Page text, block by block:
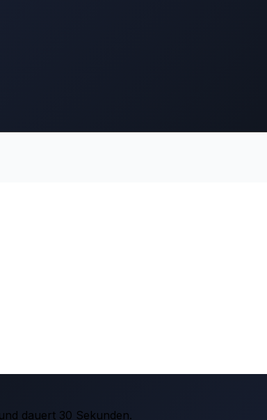
dauert 30 Sekunden.